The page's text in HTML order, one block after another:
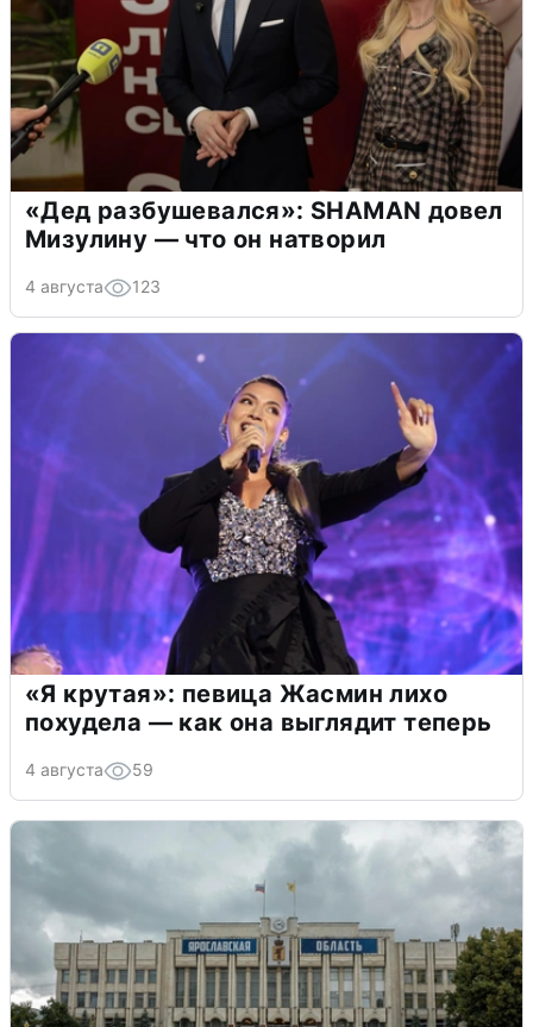
«Дед разбушевался»: SHAMAN довел
Мизулину — что он натворил
4 августа 123
«Я крутая»: певица Жасмин лихо
похудела — как она выглядит теперь
4 августа 59